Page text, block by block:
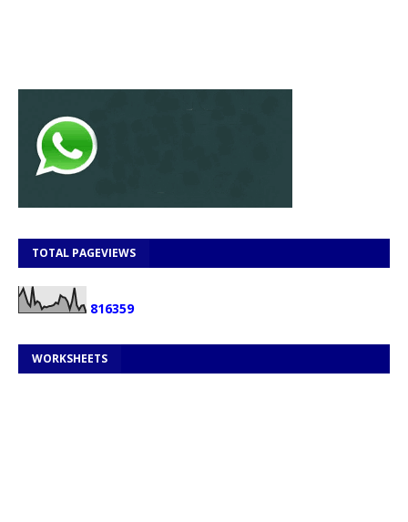
TOTAL PAGEVIEWS
816359
WORKSHEETS